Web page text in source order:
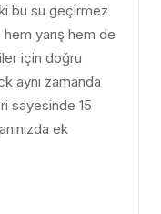
bu su geçirmez
yarış hem de
için doğru
aynı zamanda
sayesinde 15
ek